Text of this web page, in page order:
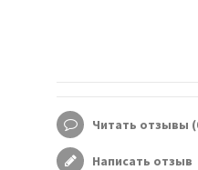
Читать отзывы (
Написать отзыв